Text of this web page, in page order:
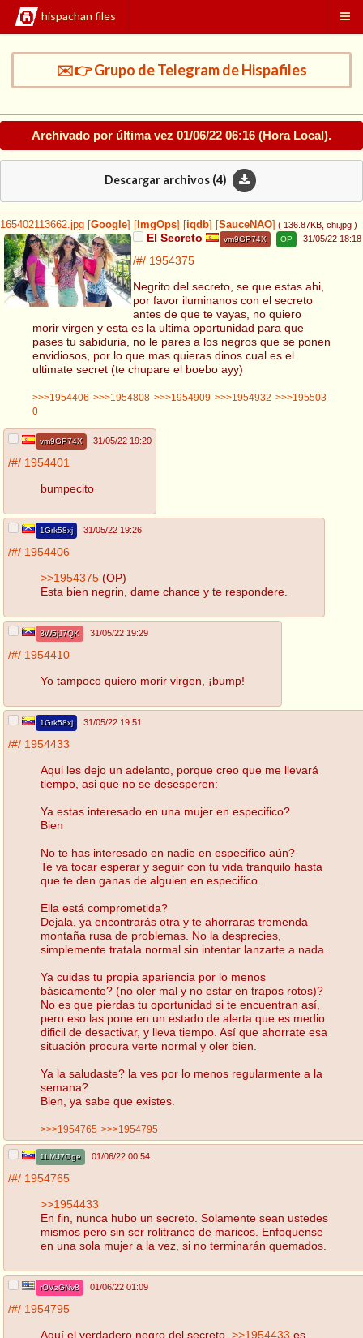
hispachan files
✉️👉 Grupo de Telegram de Hispafiles
Archivado por última vez 01/06/22 06:16 (Hora Local).
Descargar archivos (4)
165402113662.jpg Google ImgOps iqdb SauceNAO ( 136.87KB , chi.jpg )
El Secreto vm9GP74X OP 31/05/22 18:18
/#/ 1954375
Negrito del secreto, se que estas ahi,
por favor iluminanos con el secreto
antes de que te vayas, no quiero
morir virgen y esta es la ultima oportunidad para que
pases tu sabiduria, no le pares a los negros que se ponen
envidiosos, por lo que mas quieras dinos cual es el
ultimate secret (te chupare el boebo ayy)
>>>1954406 >>>1954808 >>>1954909 >>>1954932 >>>195503
0
vm9GP74X 31/05/22 19:20
/#/ 1954401
bumpecito
1Grk58xj 31/05/22 19:26
/#/ 1954406
>>1954375 (OP)
Esta bien negrin, dame chance y te respondere.
3W5jJ7QK 31/05/22 19:29
/#/ 1954410
Yo tampoco quiero morir virgen, ¡bump!
1Grk58xj 31/05/22 19:51
/#/ 1954433
Aqui les dejo un adelanto, porque creo que me llevará
tiempo, asi que no se desesperen:
Ya estas interesado en una mujer en especifico?
Bien
No te has interesado en nadie en especifico aún?
Te va tocar esperar y seguir con tu vida tranquilo hasta
que te den ganas de alguien en especifico.
Ella está comprometida?
Dejala, ya encontrarás otra y te ahorraras tremenda
montaña rusa de problemas. No la desprecies,
simplemente tratala normal sin intentar lanzarte a nada.
Ya cuidas tu propia apariencia por lo menos
básicamente? (no oler mal y no estar en trapos rotos)?
No es que pierdas tu oportunidad si te encuentran así,
pero eso las pone en un estado de alerta que es medio
dificil de desactivar, y lleva tiempo. Así que ahorrate esa
situación procura verte normal y oler bien.
Ya la saludaste? la ves por lo menos regularmente a la
semana?
Bien, ya sabe que existes.
>>>1954765 >>>1954795
1LMJ7Oge 01/06/22 00:54
/#/ 1954765
>>1954433
En fin, nunca hubo un secreto. Solamente sean ustedes
mismos pero sin ser rolitranco de maricos. Enfoquense
en una sola mujer a la vez, si no terminarán quemados.
rOVzGNv8 01/06/22 01:09
/#/ 1954795
Aquí el verdadero negro del secreto, >>1954433 es